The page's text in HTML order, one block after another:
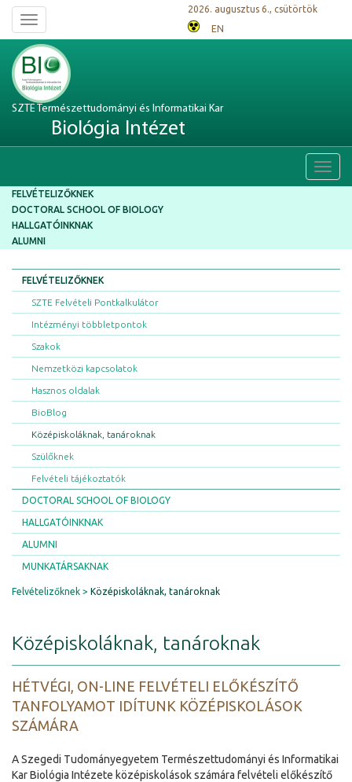
Toggle
navigation
2026. augusztus 6., csütörtök
EN
SZTE Természettudományi és Informatikai Kar
Biológia Intézet
FELVÉTELIZŐKNEK
DOCTORAL SCHOOL OF BIOLOGY
HALLGATÓINKNAK
ALUMNI
FELVÉTELIZŐKNEK
SZTE Felvételi Pontkalkulátor
Intézményi többletpontok
Szakok
Nemzetközi kapcsolatok
Hasznos oldalak
BioBlog
Középiskoláknak, tanároknak
Szülőknek
Felvételi tájékoztatók
DOCTORAL SCHOOL OF BIOLOGY
HALLGATÓINKNAK
ALUMNI
MUNKATÁRSAKNAK
Felvételizőknek Középiskoláknak, tanároknak
Középiskoláknak, tanároknak
HÉTVÉGI, ON-LINE FELVÉTELI ELŐKÉSZÍTŐ
TANFOLYAMOT IDÍTUNK KÖZÉPISKOLÁSOK
SZÁMÁRA
A Szegedi Tudományegyetem Természettudományi és Informatikai
Kar Biológia Intézete középiskolások számára felvételi előkészítő